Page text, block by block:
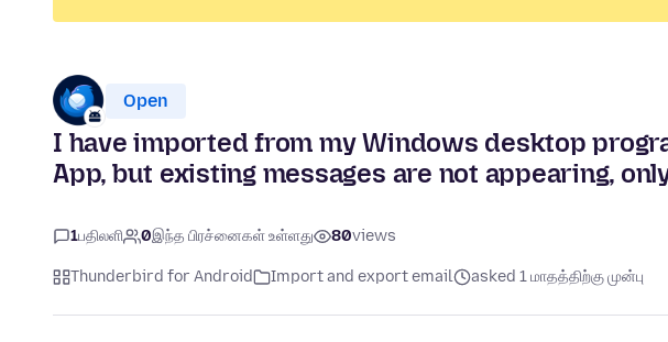
Open
I have imported from my Windows desktop
App, but existing messages are not appearing,
1பதிலளி 0இந்த பிரச்னைகள் உள்ளது 80views
Thunderbird for Android Import and export email asked 1 மாதத்திற்கு முன்பு